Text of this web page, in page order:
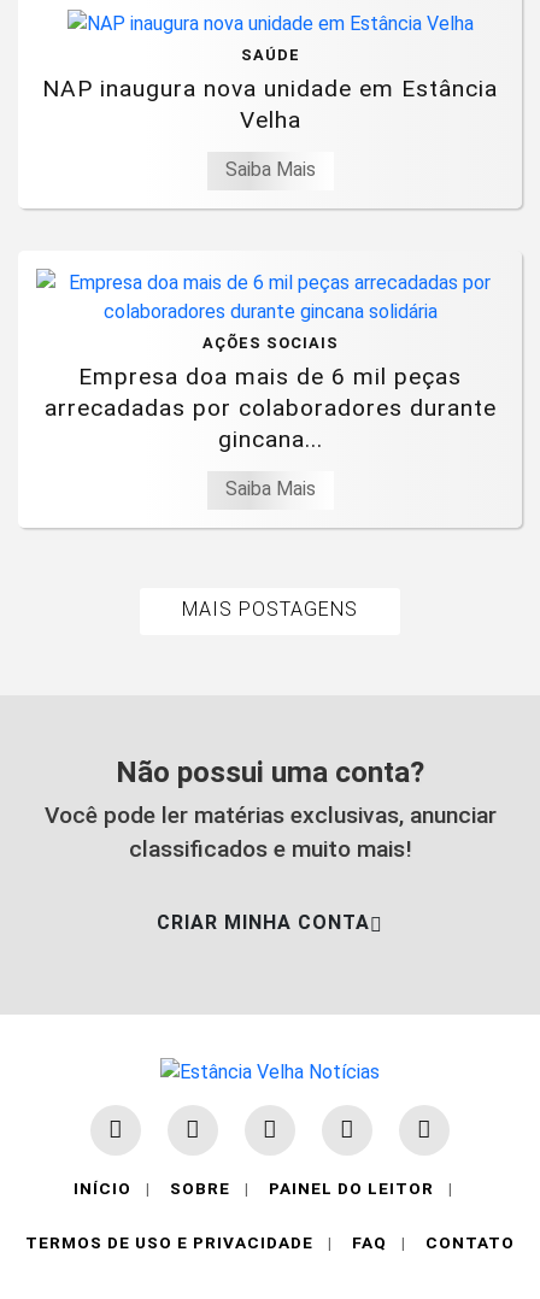
SAÚDE
NAP inaugura nova unidade em Estância
Velha
Saiba Mais
AÇÕES SOCIAIS
Empresa doa mais de 6 mil peças
arrecadadas por colaboradores durante
gincana...
Saiba Mais
MAIS POSTAGENS
Não possui uma conta?
Você pode ler matérias exclusivas, anunciar
classificados e muito mais!
CRIAR MINHA CONTA
INÍCIO | SOBRE | PAINEL DO LEITOR |
TERMOS DE USO E PRIVACIDADE | FAQ | CONTATO
Termos de Uso e Privacidade
experiência de navegação. Ao continuar o acesso,